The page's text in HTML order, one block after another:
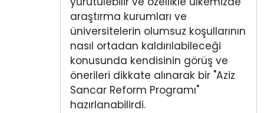
araştırma kurumları ve
üniversitelerin olumsuz koşullarının
nasıl ortadan kaldırılabileceği
konusunda kendisinin görüş ve
önerileri dikkate alınarak bir "Aziz
Sancar Reform Programı"
hazırlanabilirdi.